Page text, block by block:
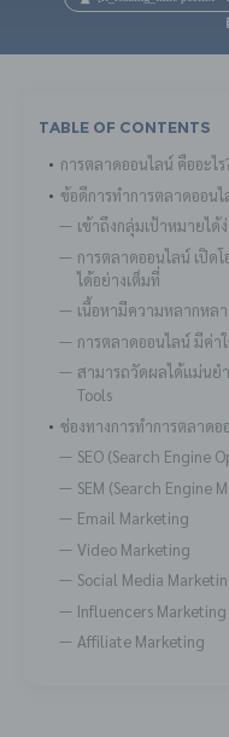
Table Of Contents
การตลาดออนไลน์ คืออะไร
ข้อดีการทำการตลาดออนไ
เข้าถึงกลุ่มเป้าหมายได้
การตลาดออนไลน์ เปิด
ได้อย่างเต็มที่
เนื้อหามีความหลากหล
การตลาดออนไลน์ มีค่า
สามารถวัดผลได้แม่นย
Tools
ช่องทางการทำการตลาดอ
SEO (Search Engine
SEM (Search Engine
Email Marketing
Video Marketing
Social Media
Influencers Marketing
Affiliate Marketing